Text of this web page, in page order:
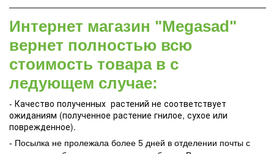
Интернет магазин "Megasad"
вернет полностью всю
стоимость товара в с
ледующем случае:
- Качество полученных растений не соответствует
ожиданиям (полученное растение гнилое, сухое или
поврежденное).
- Посылка не пролежала более 5 дней в отделении почты с